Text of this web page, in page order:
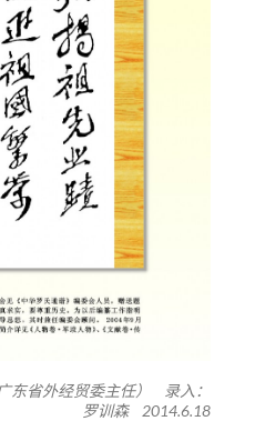
东省外经贸委主任） 录入：
罗训森 2014.6.18